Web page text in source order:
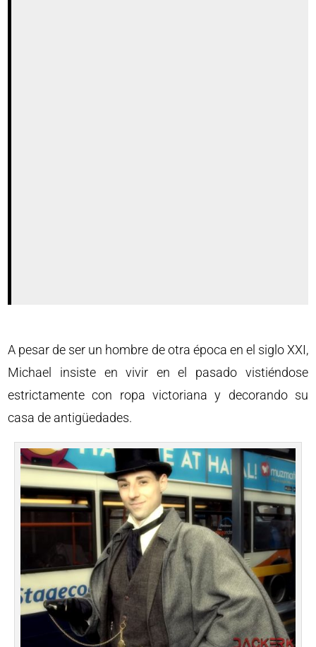
A pesar de ser un hombre de otra época en el siglo XXI,
Michael insiste en vivir en el pasado vistiéndose
estrictamente con ropa victoriana y decorando su
casa de antigüedades.